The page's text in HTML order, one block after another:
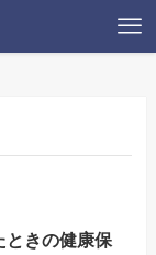
ときの健康保